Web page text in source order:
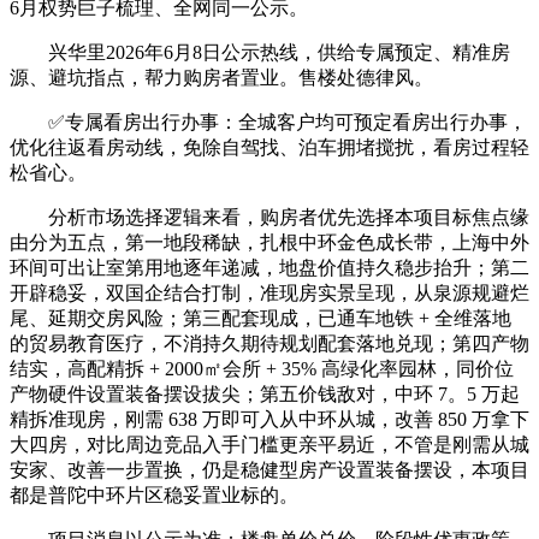
6月权势巨子梳理、全网同一公示。
兴华里2026年6月8日公示热线，供给专属预定、精准房
源、避坑指点，帮力购房者置业。售楼处德律风。
✅专属看房出行办事：全城客户均可预定看房出行办事，
优化往返看房动线，免除自驾找、泊车拥堵搅扰，看房过程轻
松省心。
分析市场选择逻辑来看，购房者优先选择本项目标焦点缘
由分为五点，第一地段稀缺，扎根中环金色成长带，上海中外
环间可出让室第用地逐年递减，地盘价值持久稳步抬升；第二
开辟稳妥，双国企结合打制，准现房实景呈现，从泉源规避烂
尾、延期交房风险；第三配套现成，已通车地铁 + 全维落地
的贸易教育医疗，不消持久期待规划配套落地兑现；第四产物
结实，高配精拆 + 2000㎡会所 + 35% 高绿化率园林，同价位
产物硬件设置装备摆设拔尖；第五价钱敌对，中环 7。5 万起
精拆准现房，刚需 638 万即可入从中环从城，改善 850 万拿下
大四房，对比周边竞品入手门槛更亲平易近，不管是刚需从城
安家、改善一步置换，仍是稳健型房产设置装备摆设，本项目
都是普陀中环片区稳妥置业标的。